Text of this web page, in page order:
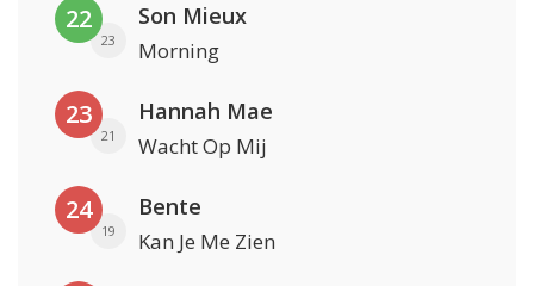
22
23
Son Mieux
Morning
23
21
Hannah Mae
Wacht Op Mij
24
19
Bente
Kan Je Me Zien